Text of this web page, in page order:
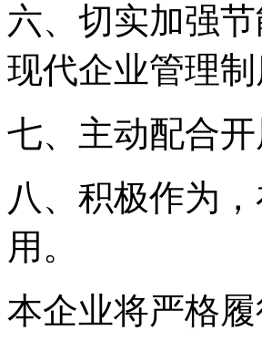
六、切实加强
现代企业管理
七、主动配合
八、积极作为
用。
本企业将严格